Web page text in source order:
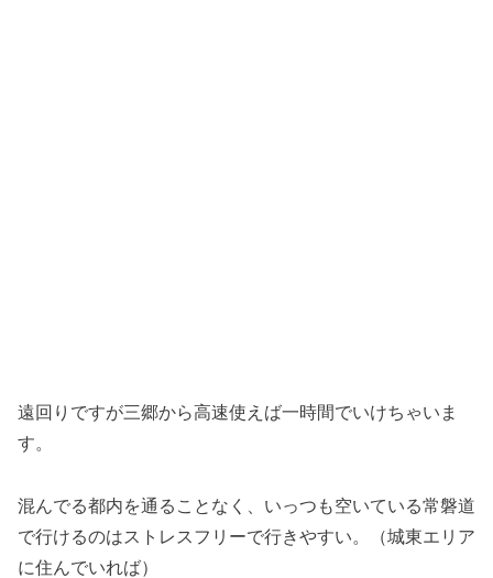
遠回りですが三郷から高速使えば一時間でいけちゃいま
す。
混んでる都内を通ることなく、いっつも空いている常磐道
で行けるのはストレスフリーで行きやすい。（城東エリア
に住んでいれば）